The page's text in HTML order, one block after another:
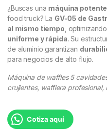
¿Buscas una máquina
food truck? La GV-05 de
al mismo tiempo ,
uniforme y rápida. Su
de aluminio garantizan
para negocios de alto flujo.
Máquina de waffles 5
crujientes, wafflera
Cotiza aquí